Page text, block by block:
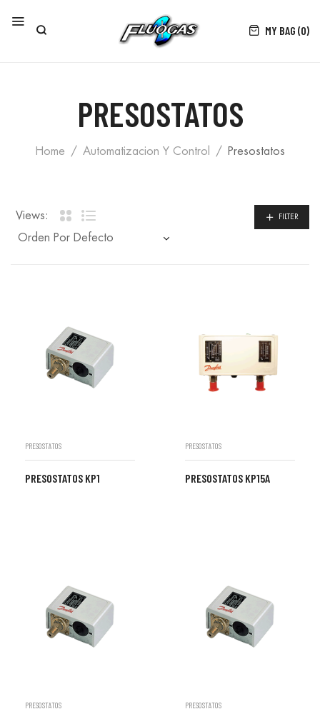
MY BAG (0)
PRESOSTATOS
Home Automatizacion Y Control Presostatos
Views: FILTER
PRESOSTATOS
PRESOSTATOS KP1
PRESOSTATOS
PRESOSTATOS KP15A
PRESOSTATOS PRESOSTATOS